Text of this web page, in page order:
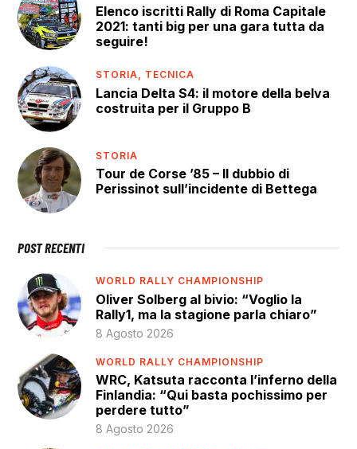
Elenco iscritti Rally di Roma Capitale
2021: tanti big per una gara tutta da
seguire!
STORIA, TECNICA
Lancia Delta S4: il motore della belva
costruita per il Gruppo B
STORIA
Tour de Corse ’85 – Il dubbio di
Perissinot sull’incidente di Bettega
POST RECENTI
WORLD RALLY CHAMPIONSHIP
Oliver Solberg al bivio: “Voglio la
Rally1, ma la stagione parla chiaro”
8 Agosto 2026
WORLD RALLY CHAMPIONSHIP
WRC, Katsuta racconta l’inferno della
Finlandia: “Qui basta pochissimo per
perdere tutto”
8 Agosto 2026